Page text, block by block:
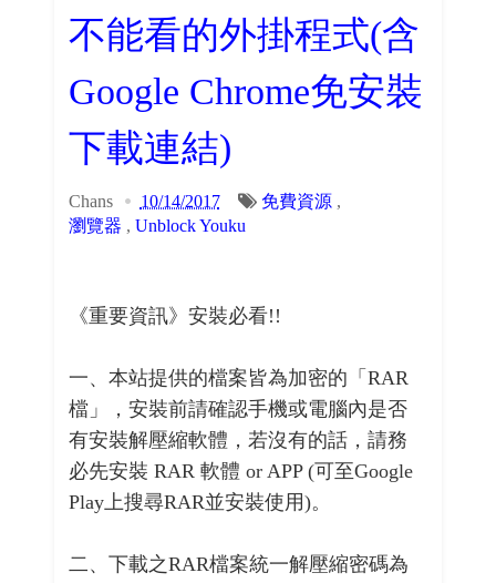
不能看的外掛程式(含
Google Chrome免安裝
下載連結)
Chans 10/14/2017 免費資源,
瀏覽器 , Unblock Youku
《重要資訊》安裝必看!!
一、本站提供的檔案皆為加密的「RAR
檔」，安裝前請確認手機或電腦內是否
有安裝解壓縮軟體，若沒有的話，請務
必先安裝 RAR 軟體 or APP (可至Google
Play上搜尋RAR並安裝使用)。
二、下載之RAR檔案統一解壓縮密碼為